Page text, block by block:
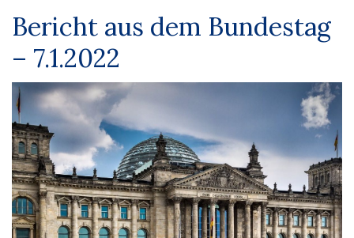
Bericht aus dem Bundestag
– 7.1.2022